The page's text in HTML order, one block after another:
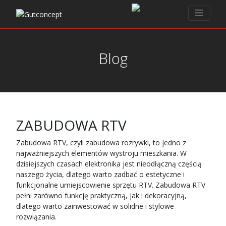
Blog
ZABUDOWA RTV
Zabudowa RTV, czyli zabudowa rozrywki, to jedno z
najważniejszych elementów wystroju mieszkania. W
dzisiejszych czasach elektronika jest nieodłączną częścią
naszego życia, dlatego warto zadbać o estetyczne i
funkcjonalne umiejscowienie sprzętu RTV. Zabudowa RTV
pełni zarówno funkcję praktyczną, jak i dekoracyjną,
dlatego warto zainwestować w solidne i stylowe
rozwiązania.